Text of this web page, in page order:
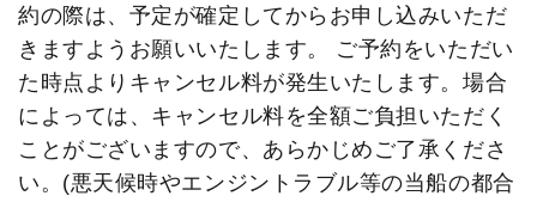
約の際は、予定が確定してからお申し込みいただ
きますようお願いいたします。 ご予約をいただい
た時点よりキャンセル料が発生いたします。場合
によっては、キャンセル料を全額ご負担いただく
ことがございますので、あらかじめご了承くださ
い。(悪天候時やエンジントラブル等の当船の都合